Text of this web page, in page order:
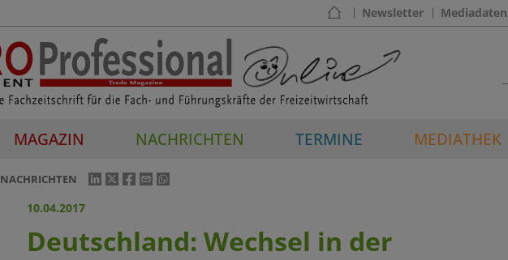
Newsletter Mediadaten
MAGAZIN NACHRICHTEN TERMINE MEDIATHEK
NACHRICHTEN
10.04.2017
Deutschland: Wechsel in der